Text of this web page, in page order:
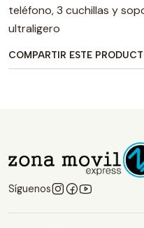
teléfono, 3 cuchillas y
ultraligero
COMPARTIR ESTE
Síguenos